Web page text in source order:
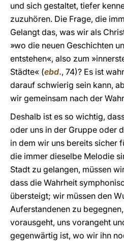
und sich gestaltet, tiefer
zuzuhören. Die Frage, die
Gelangt das, was wir als
»wo die neuen Geschichten
entstehen«, also zum
Städte« (ebd., 74)? Es ist
darauf schwierig sein kann,
wir gemeinsam nach der
Deshalb ist es so wichtig,
oder uns in der Gruppe oder
in dem wir uns bereits sicher
die immer dieselbe Melodie
Stadt zu gelangen, müssen
dass die Wahrheit
übersteigt; wir müssen den
Auferstandenen zu
vorausgeht, uns vorangeht
gegenwärtig ist, wo wir ihn